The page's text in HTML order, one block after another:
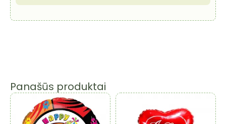
Panašūs produktai